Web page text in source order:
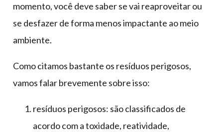
momento, você deve saber se vai reaproveitar ou
se desfazer de forma menos impactante ao meio
ambiente.
Como citamos bastante os resíduos perigosos,
vamos falar brevemente sobre isso:
resíduos perigosos: são classificados de
acordo com a toxidade, reatividade,